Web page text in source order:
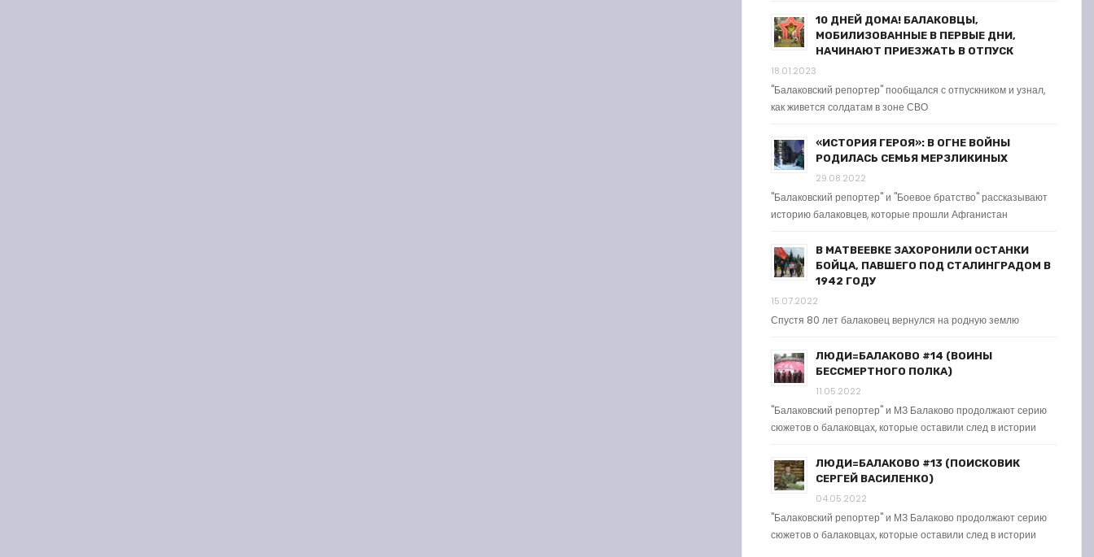
10 ДНЕЙ ДОМА! БАЛАКОВЦЫ,
МОБИЛИЗОВАННЫЕ В ПЕРВЫЕ ДНИ,
НАЧИНАЮТ ПРИЕЗЖАТЬ В ОТПУСК
18.01.2023
"Балаковский репортер" пообщался с отпускником и узнал,
как живется солдатам в зоне СВО
«ИСТОРИЯ ГЕРОЯ»: В ОГНЕ ВОЙНЫ
РОДИЛАСЬ СЕМЬЯ МЕРЗЛИКИНЫХ
29.08.2022
"Балаковский репортер" и "Боевое братство" рассказывают
историю балаковцев, которые прошли Афганистан
В МАТВЕЕВКЕ ЗАХОРОНИЛИ ОСТАНКИ
БОЙЦА, ПАВШЕГО ПОД СТАЛИНГРАДОМ В
1942 ГОДУ
15.07.2022
Спустя 80 лет балаковец вернулся на родную землю
ЛЮДИ=БАЛАКОВО #14 (ВОИНЫ
БЕССМЕРТНОГО ПОЛКА)
11.05.2022
"Балаковский репортер" и МЗ Балаково продолжают серию
сюжетов о балаковцах, которые оставили след в истории
ЛЮДИ=БАЛАКОВО #13 (ПОИСКОВИК
СЕРГЕЙ ВАСИЛЕНКО)
04.05.2022
"Балаковский репортер" и МЗ Балаково продолжают серию
сюжетов о балаковцах, которые оставили след в истории